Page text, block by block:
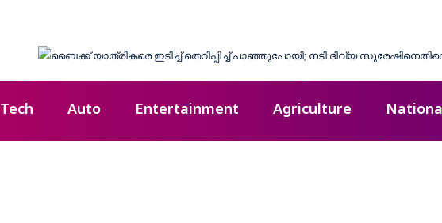
Tech Auto Entertainment Agriculture